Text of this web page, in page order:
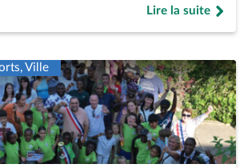
« Portrait &#8211; Sam, tout en haut »
« Portrait &#8211; Sam, tout en haut
Lire la suite
de « Portrait
Ville